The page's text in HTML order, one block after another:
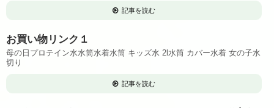
記事を読む
お買い物リンク１
母の日プロテイン水水筒水着水筒 キッズ水 2l水筒 カバー水着 女の子水
切り
記事を読む